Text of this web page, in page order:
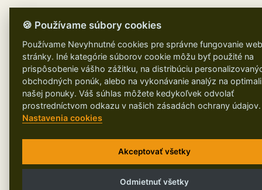
🍪 Používame súbory cookies
Používame Nevyhnutné cookies pre správne fungovanie
stránky. Iné kategórie súborov cookie môžu byť použité na
prispôsobenie vášho zážitku, na distribúciu
obchodných ponúk, alebo na vykonávanie analýz na
našej ponuky. Váš súhlas môžete kedykoľvek odvolať
prostredníctvom odkazu v našich zásadách ochrany
Nastavenia cookies
Akceptovať všetky
Odmietnuť všetky